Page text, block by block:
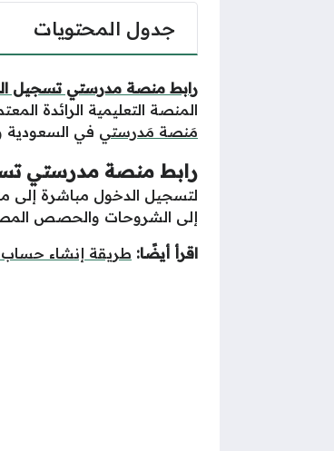
جدول المحتويات
رابط منصة مدرستي تسجيل
المنصة التعليمية الرائدة
مَنصة مَدرستي في السعودية
رابط منصة مدرستي
لتسجيل الدخول مباشرة إلى
إلى الشروحات والحصص
اقرأ أيضًا: طريقة إنشاء